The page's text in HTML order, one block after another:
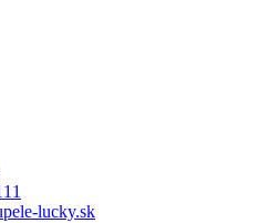
lucky.sk